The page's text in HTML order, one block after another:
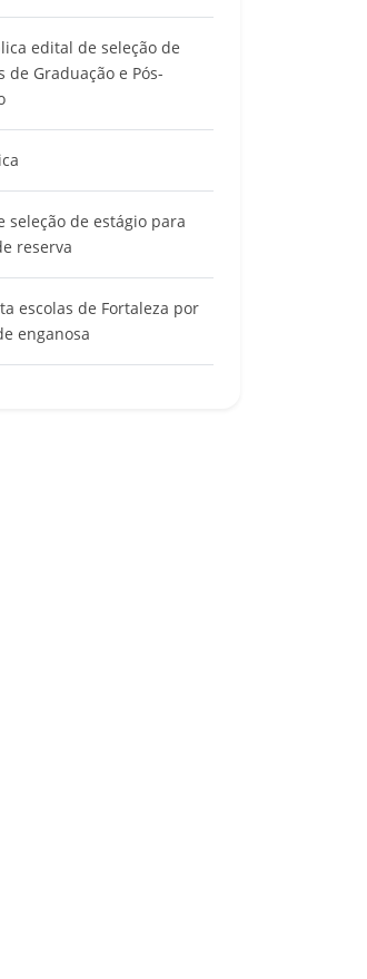
edital de seleção de
de Graduação e Pós-
seleção de estágio para
reserva
escolas de Fortaleza por
enganosa